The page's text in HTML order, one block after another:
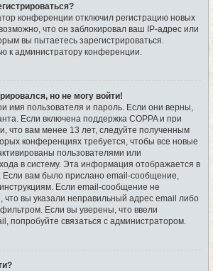
конференции отключил регистрацию новых
что он заблокировал ваш IP-адрес или
вы пытаетесь зарегистрироваться.
к администратору конференции.
но не могу войти!
имя пользователя и пароль. Если они верны,
Если включена поддержка COPPA и при
что вам менее 13 лет, следуйте полученным
конференциях требуется, чтобы все новые
пользователями или
в систему. Эта информация отображается в
Если вам было прислано email-сообщение,
Если email-сообщение не
что вы указали неправильный адрес email либо
Если вы уверены, что ввели
попробуйте связаться с администратором.